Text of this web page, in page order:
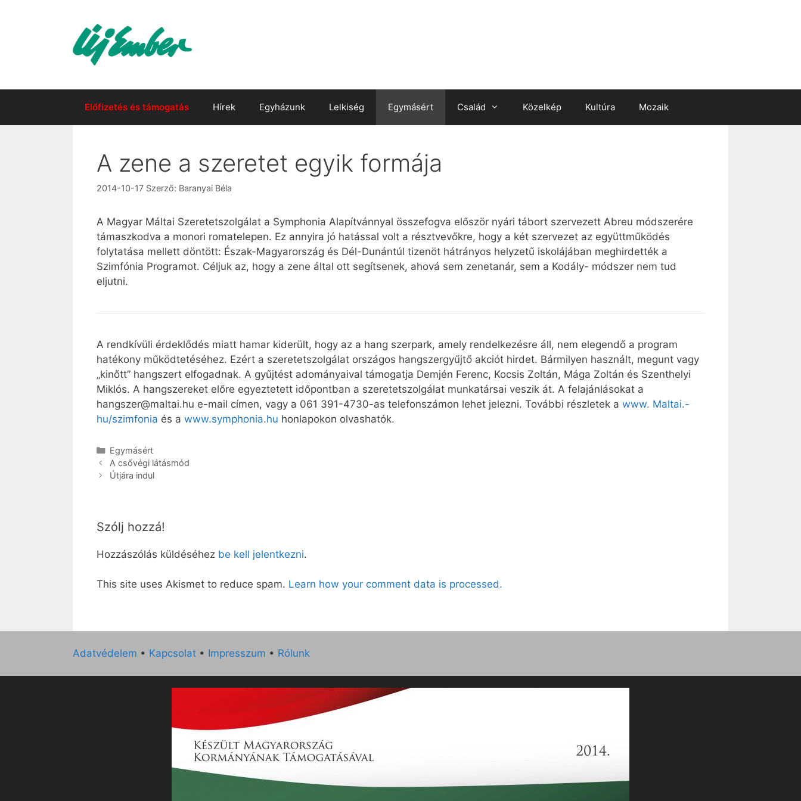
Előfizetés és támogatás Hírek Egyházunk Lelkiség Egymásért Család Közelkép Kultúra Mozaik
A zene a szeretet egyik formája
2014-10-17 Szerző: Baranyai Béla
A Magyar Máltai Szeretetszolgálat a Symphonia Alapítvánnyal összefogva először nyári tábort szervezett Abreu módszerére
támaszkodva a monori romatelepen. Ez annyira jó hatással volt a résztvevőkre, hogy a két szervezet az együttműködés
folytatása mellett döntött: Észak-Magyarország és Dél-Dunántúl tizenöt hátrányos helyzetű iskolájában meghirdették a
Szimfónia Programot. Céljuk az, hogy a zene által ott segítsenek, ahová sem zenetanár, sem a Kodály- módszer nem tud
eljutni.
A rendkívüli érdeklődés miatt hamar kiderült, hogy az a hang szerpark, amely rendelkezésre áll, nem elegendő a program
hatékony működtetéséhez. Ezért a szeretetszolgálat országos hangszergyűjtő akciót hirdet. Bármilyen használt, megunt vagy
„kinőtt” hangszert elfogadnak. A gyűjtést adományaival támogatja Demjén Ferenc, Kocsis Zoltán, Mága Zoltán és Szenthelyi
Miklós. A hangszereket előre egyeztetett időpontban a szeretetszolgálat munkatársai veszik át. A felajánlásokat a
hangszer@maltai.hu e-mail címen, vagy a 061 391-4730-as telefonszámon lehet jelezni. További részletek a www. Maltai.-
hu/szimfonia és a www.symphonia.hu honlapokon olvashatók.
Kategória
Egymásért
A csővégi látásmód
Útjára indul
Szólj hozzá!
Hozzászólás küldéséhez be kell jelentkezni.
This site uses Akismet to reduce spam. Learn how your comment data is processed.
Adatvédelem • Kapcsolat • Impresszum • Rólunk